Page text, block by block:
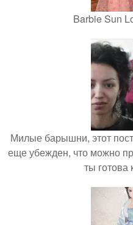
Barbie Sun
Милые барышни, этот
еще убежден, что можно
ты готова